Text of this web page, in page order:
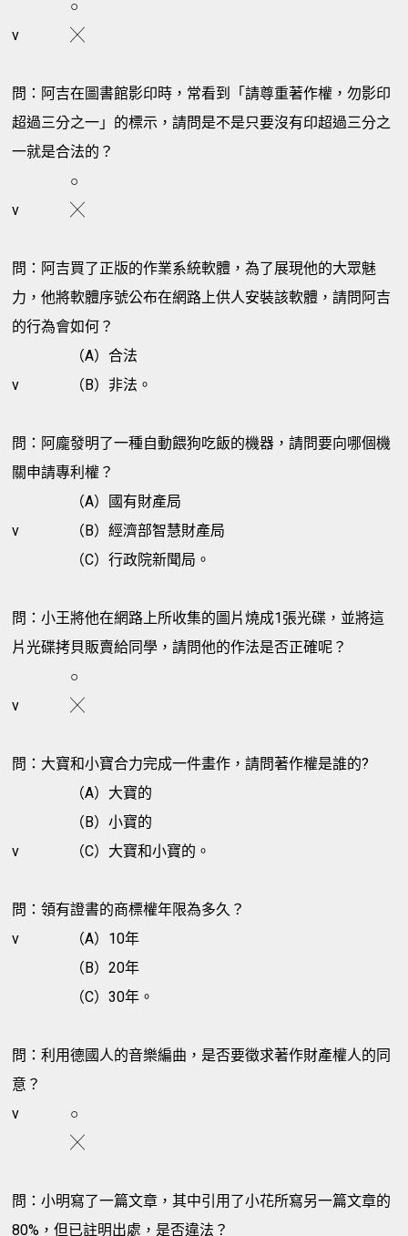
○
v
╳
問：阿吉在圖書館影印時，常看到「請尊重著作權，勿影印
超過三分之一」的標示，請問是不是只要沒有印超過三分之
一就是合法的？
○
v
╳
問：阿吉買了正版的作業系統軟體，為了展現他的大眾魅
力，他將軟體序號公布在網路上供人安裝該軟體，請問阿吉
的行為會如何？
（A）合法
v
（B）非法。
問：阿龐發明了一種自動餵狗吃飯的機器，請問要向哪個機
關申請專利權？
（A）國有財產局
v
（B）經濟部智慧財產局
（C）行政院新聞局。
問：小王將他在網路上所收集的圖片燒成1張光碟，並將這
片光碟拷貝販賣給同學，請問他的作法是否正確呢？
○
v
╳
問：大寶和小寶合力完成一件畫作，請問著作權是誰的?
（A）大寶的
（B）小寶的
v
（C）大寶和小寶的。
問：領有證書的商標權年限為多久？
v
（A）10年
（B）20年
（C）30年。
問：利用德國人的音樂編曲，是否要徵求著作財產權人的同
意？
v
○
╳
問：小明寫了一篇文章，其中引用了小花所寫另一篇文章的
80%，但已註明出處，是否違法？